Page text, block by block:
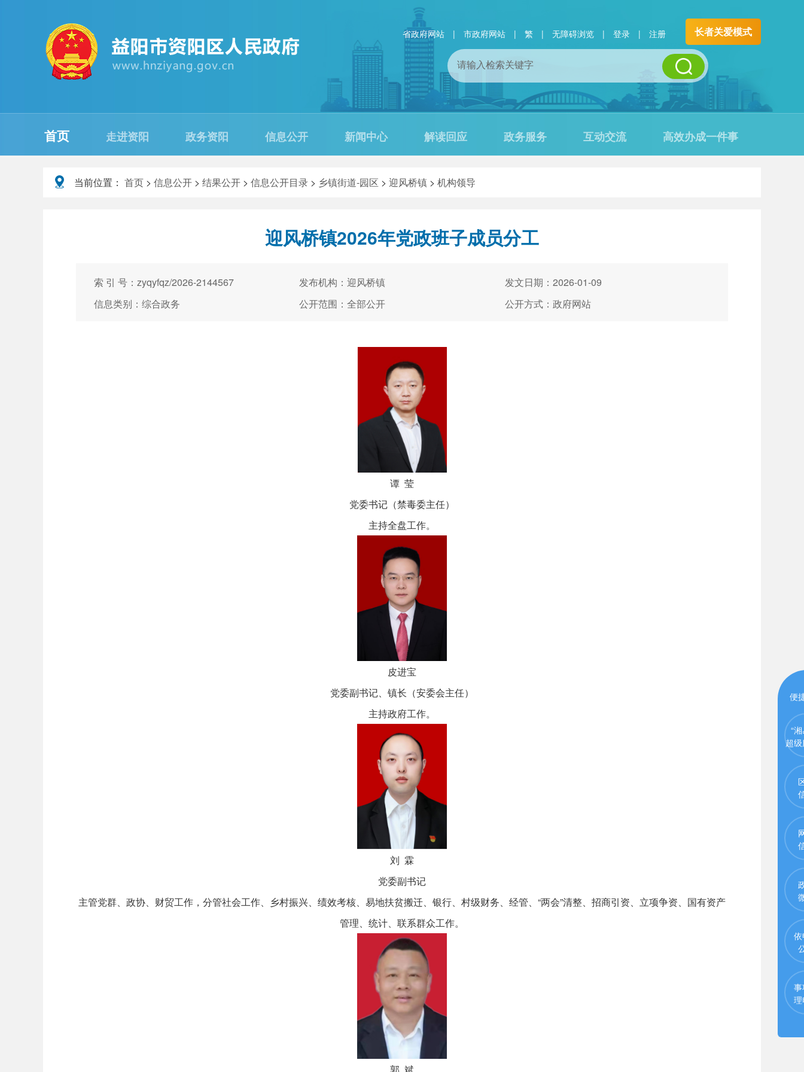
省政府网站 | 市政府网站 | 繁 | 无障碍浏览 | 登录 | 注册 长者关爱模式
首页 走进资阳 政务资阳 信息公开 新闻中心 解读回应 政务服务 互动交流 高效办成一件事
当前位置： 首页 > 信息公开 > 结果公开 > 信息公开目录 > 乡镇街道-园区 > 迎风桥镇 > 机构领导
迎风桥镇2026年党政班子成员分工
索 引 号：zyqyfqz/2026-2144567 发布机构：迎风桥镇
发文日期：2026-01-09
信息类别：综合政务
公开范围：全部公开 公开方式：政府网站
谭 莹
党委书记（禁毒委主任）
主持全盘工作。
皮进宝
党委副书记、镇长（安委会主任）
主持政府工作。
刘 霖
党委副书记
主管党群、政协、财贸工作，分管社会工作、乡村振兴、绩效考核、易地扶贫搬迁、银行、村级财务、经管、“两会”清整、招商引资、立项争资、国有资产
管理、统计、联系群众工作。
便
“
超